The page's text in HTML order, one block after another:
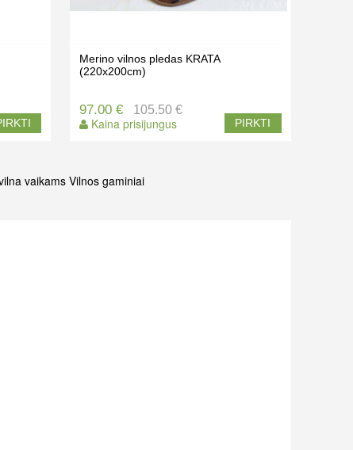
Merino vilnos pledas KRATA
(220х200cm)
97.00 €
Kaina prisijungus
105.50 €
PIRKTI
vaikams Vilnos gaminiai